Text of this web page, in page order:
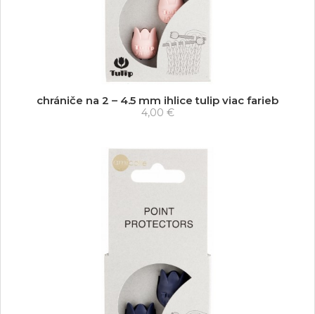
chrániče na 2 – 4.5 mm ihlice tulip viac farieb
4,00 €